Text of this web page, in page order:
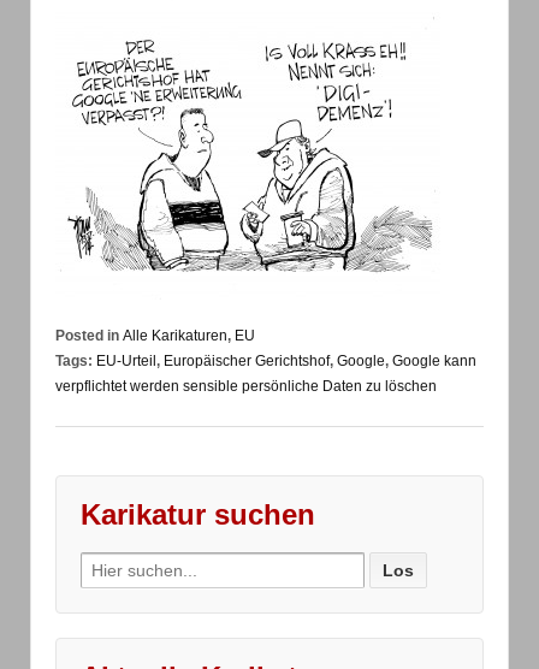
Posted in Alle Karikaturen, EU
Tags: EU-Urteil, Europäischer Gerichtshof, Google, Google kann
verpflichtet werden sensible persönliche Daten zu löschen
Karikatur suchen
Search
for: